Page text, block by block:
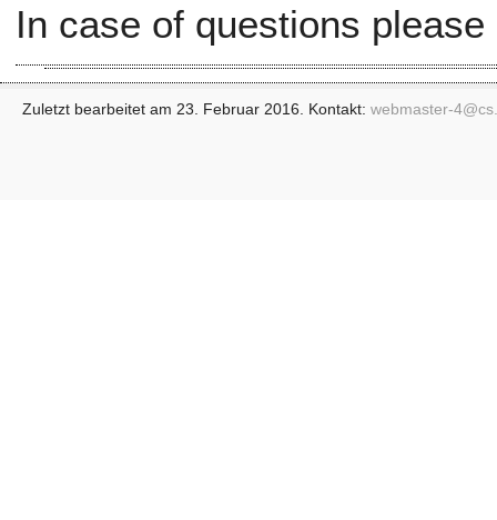
In case of questions
Zuletzt bearbeitet am 23. Februar 2016. Kontakt: webmaster-4@